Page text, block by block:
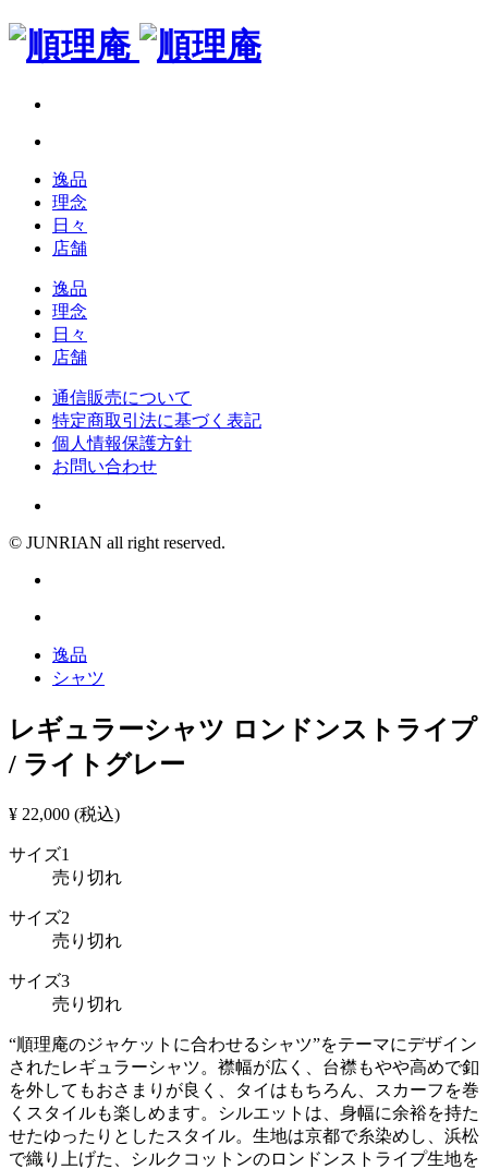
逸品
理念
日々
店舗
逸品
理念
日々
店舗
通信販売について
特定商取引法に基づく表記
個人情報保護方針
お問い合わせ
© JUNRIAN all right reserved.
逸品
シャツ
レギュラーシャツ ロンドンストライプ
/ ライトグレー
¥ 22,000 (税込)
サイズ1
売り切れ
サイズ2
売り切れ
サイズ3
売り切れ
“順理庵のジャケットに合わせるシャツ”をテーマにデザイン
されたレギュラーシャツ。襟幅が広く、台襟もやや高めで釦
を外してもおさまりが良く、タイはもちろん、スカーフを巻
くスタイルも楽しめます。シルエットは、身幅に余裕を持た
せたゆったりとしたスタイル。生地は京都で糸染めし、浜松
で織り上げた、シルクコットンのロンドンストライプ生地を